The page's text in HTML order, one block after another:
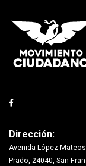
Dirección:
Avenida López
Prado, 24040, San